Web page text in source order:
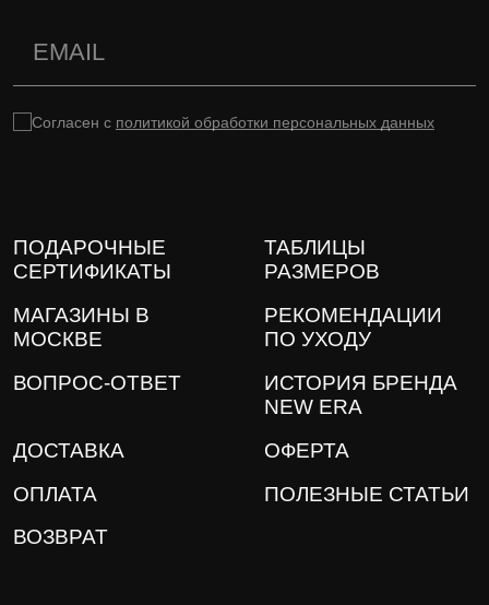
Согласен с политикой обработки персональных данных
ПОДАРОЧНЫЕ
СЕРТИФИКАТЫ
ТАБЛИЦЫ
РАЗМЕРОВ
МАГАЗИНЫ В
МОСКВЕ
РЕКОМЕНДАЦИИ
ПО УХОДУ
ВОПРОС-ОТВЕТ
ИСТОРИЯ БРЕНДА
NEW ERA
ДОСТАВКА
ОФЕРТА
ОПЛАТА
ПОЛЕЗНЫЕ СТАТЬИ
ВОЗВРАТ